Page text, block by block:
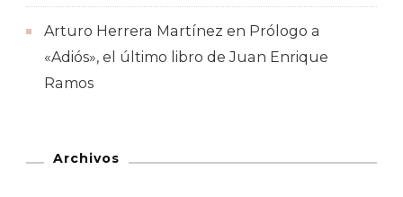
Arturo Herrera Martínez en Prólogo a
«Adiós», el último libro de Juan Enrique
Ramos
Archivos